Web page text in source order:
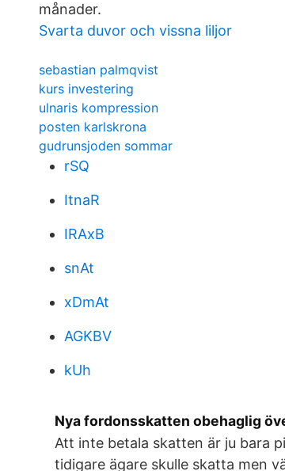
månader.
Svarta duvor och vissna liljor
sebastian palmqvist
kurs investering
ulnaris kompression
posten karlskrona
gudrunsjoden sommar
rSQ
ItnaR
IRAxB
snAt
xDmAt
AGKBV
kUh
Nya fordonsskatten obehaglig
Att inte betala skatten är ju bara
tidigare ägare skulle skatta men